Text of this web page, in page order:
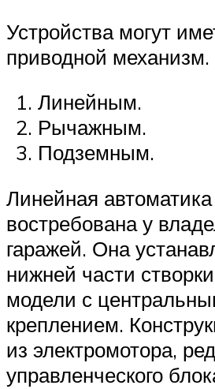
Устройства могут
приводной
Линейным.
Рычажным.
Подземным.
Линейная
востребована у
гаражей. Она
нижней части
модели с
креплением.
из электромотора,
управленческого